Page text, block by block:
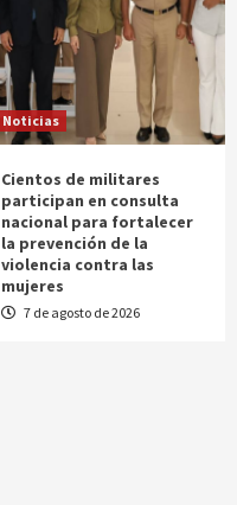
Noticias
Cientos de militares
participan en consulta
nacional para fortalecer
la prevención de la
violencia contra las
mujeres
7 de agosto de 2026